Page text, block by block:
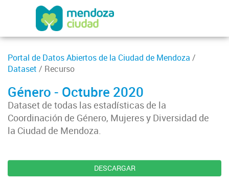
Portal de Datos Abiertos de la Ciudad de Mendoza /
Dataset / Recurso
Género - Octubre 2020
Dataset de todas las estadísticas de la
Coordinación de Género, Mujeres y Diversidad de
la Ciudad de Mendoza.
DESCARGAR